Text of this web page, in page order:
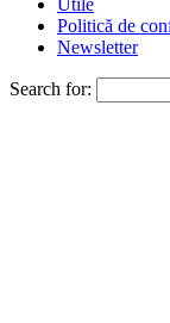
Utile
Politică de
Newsletter
Search for: